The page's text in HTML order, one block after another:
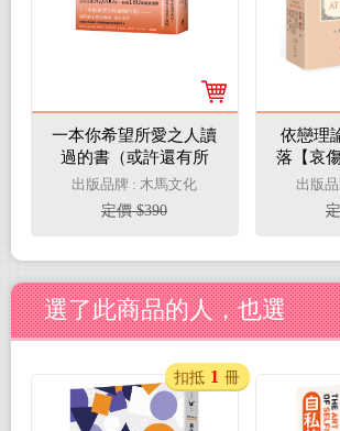
一本你希望所愛之人讀
過的書（或許還有所
厭）【全球百萬暢銷書
《一本你希望父母讀過
的書》作者暖心新作】
出版品牌 : 木馬文化
定價 $390
依戀理
落【哀
典，成
哀傷
出版
選了此商品的人，也選
扣抵 1 冊